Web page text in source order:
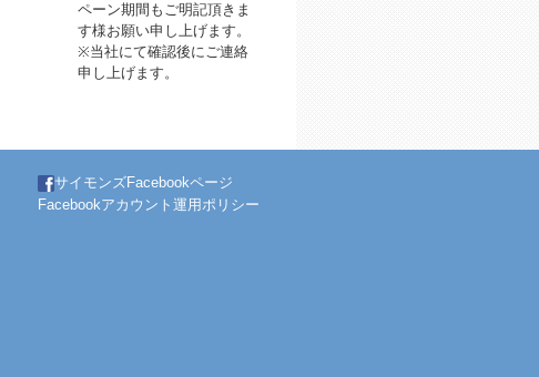
ペーン期間もご明記頂きま
す様お願い申し上げます。
※当社にて確認後にご連絡
申し上げます。
サイモンズFacebookページ
Facebookアカウント運用ポリシー